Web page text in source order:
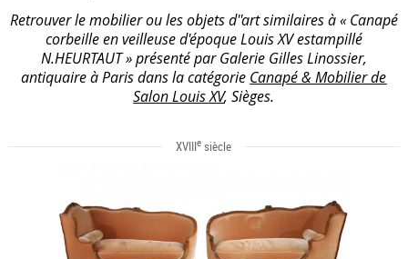
Retrouver le mobilier ou les objets d''art similaires à « Canapé
corbeille en veilleuse d'époque Louis XV estampillé
N.HEURTAUT » présenté par Galerie Gilles Linossier,
antiquaire à Paris dans la catégorie Canapé & Mobilier de
Salon Louis XV, Sièges.
XVIIIe siècle